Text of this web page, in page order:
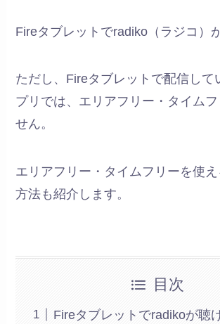
Fireタブレットでradiko（ラジコ）
ただし、Fireタブレットで配信して
プリでは、エリアフリー・タイム
せん。
エリアフリー・タイムフリーを使
方法も紹介します。
目次
Fireタブレットでradikoが聴